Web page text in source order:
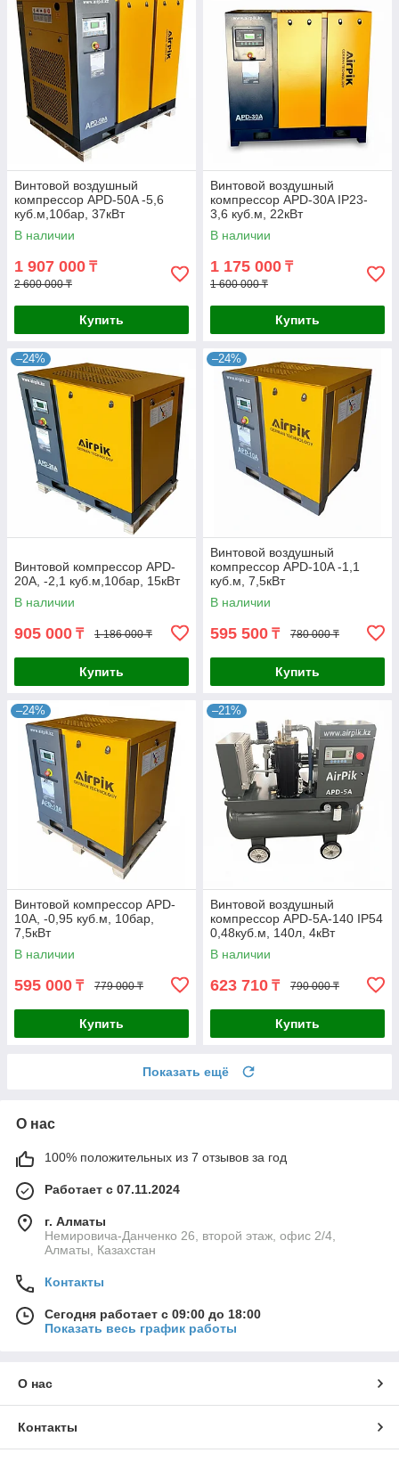
Винтовой воздушный
компрессор APD-50A -5,6
куб.м,10бар, 37кВт
В наличии
1 907 000 ₸
2 600 000 ₸
Купить
Винтовой воздушный
компрессор APD-30A IP23-
3,6 куб.м, 22кВт
В наличии
1 175 000 ₸
1 600 000 ₸
Купить
–24%
Винтовой компрессор APD-
20A, -2,1 куб.м,10бар, 15кВт
В наличии
905 000 ₸ 1 186 000 ₸
Купить
–24%
Винтовой воздушный
компрессор APD-10A -1,1
куб.м, 7,5кВт
В наличии
595 500 ₸ 780 000 ₸
Купить
–24%
Винтовой компрессор APD-
10A, -0,95 куб.м, 10бар,
7,5кВт
В наличии
595 000 ₸ 779 000 ₸
Купить
–21%
Винтовой воздушный
компрессор APD-5A-140 IP54
0,48куб.м, 140л, 4кВт
В наличии
623 710 ₸ 790 000 ₸
Купить
Показать ещё
О нас
100% положительных из 7 отзывов за год
Работает с 07.11.2024
г. Алматы
Немировича-Данченко 26, второй этаж, офис 2/4,
Алматы, Казахстан
Контакты
Сегодня работает с 09:00 до 18:00
Показать весь график работы
О нас
Контакты